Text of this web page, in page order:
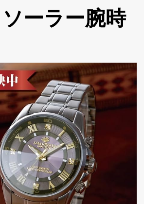
ーラー腕時